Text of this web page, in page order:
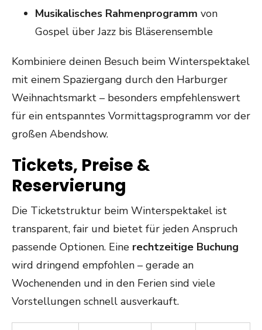
Musikalisches Rahmenprogramm von
Gospel über Jazz bis Bläserensemble
Kombiniere deinen Besuch beim Winterspektakel
mit einem Spaziergang durch den Harburger
Weihnachtsmarkt – besonders empfehlenswert
für ein entspanntes Vormittagsprogramm vor der
großen Abendshow.
Tickets, Preise &
Reservierung
Die Ticketstruktur beim Winterspektakel ist
transparent, fair und bietet für jeden Anspruch
passende Optionen. Eine rechtzeitige Buchung
wird dringend empfohlen – gerade an
Wochenenden und in den Ferien sind viele
Vorstellungen schnell ausverkauft.